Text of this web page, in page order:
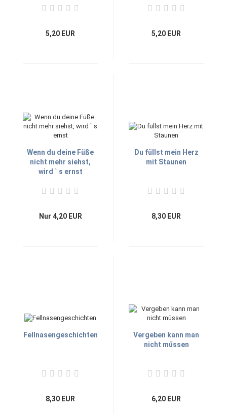
5,20 EUR 5,20 EUR
Wenn du deine Füße
nicht mehr siehst,
wird ` s ernst
Nur 4,20 EUR
Du füllst mein Herz
mit Staunen
8,30 EUR
Fellnasengeschichten
8,30 EUR
Vergeben kann man
nicht müssen
6,20 EUR